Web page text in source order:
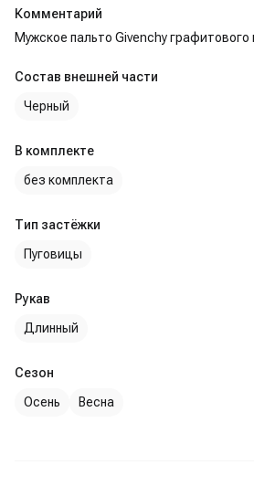
Комментарий
Мужское пальто Givenchy графитового
Состав внешней части
Черный
В комплекте
без комплекта
Тип застёжки
Пуговицы
Рукав
Длинный
Сезон
Осень
Весна